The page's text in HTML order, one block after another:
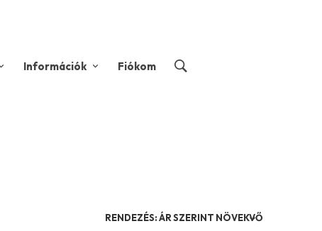
Információk Fiókom